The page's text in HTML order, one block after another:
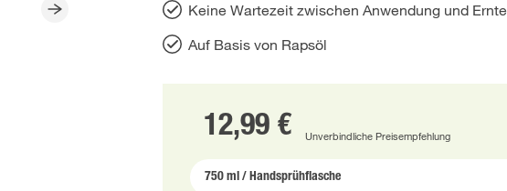
Keine Wartezeit zwischen Anwendung und Ernte
Auf Basis von Rapsöl
12,99 € Unverbindliche Preisempfehlung